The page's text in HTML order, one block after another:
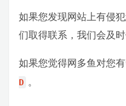
如果您发现网站上有侵
们取得联系，我们会及时
如果您觉得网多鱼对您
D 。